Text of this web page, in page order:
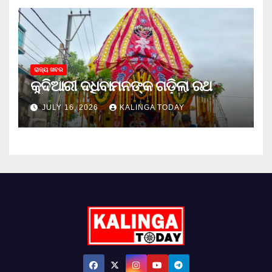
ରାଜ୍ୟ ଖବର
କୁଦିଆରୀ ଦଧିବାମନଙ୍କ ଗଡ଼ିଲା ରଥ
JULY 16, 2026 KALINGA TODAY